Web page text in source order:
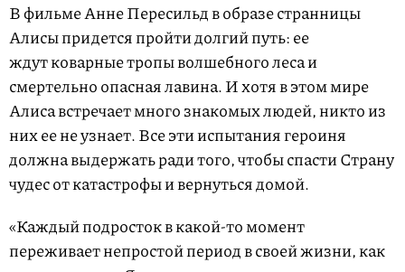
В фильме Анне Пересильд в образе странницы
Алисы придется пройти долгий путь: ее
ждут коварные тропы волшебного леса и
смертельно опасная лавина. И хотя в этом мире
Алиса встречает много знакомых людей, никто из
них ее не узнает. Все эти испытания героиня
должна выдержать ради того, чтобы спасти Страну
чудес от катастрофы и вернуться домой.
«Каждый подросток в какой-то момент
переживает непростой период в своей жизни, как